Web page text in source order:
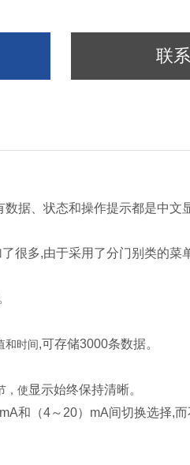
联
数据、状态和操作提示都是中文
很多,由于采用了分门别类的菜
和时间 ,可存储3000条数据。
，使 显示始终保持清晰。
和（4～20）mA间切换选择,